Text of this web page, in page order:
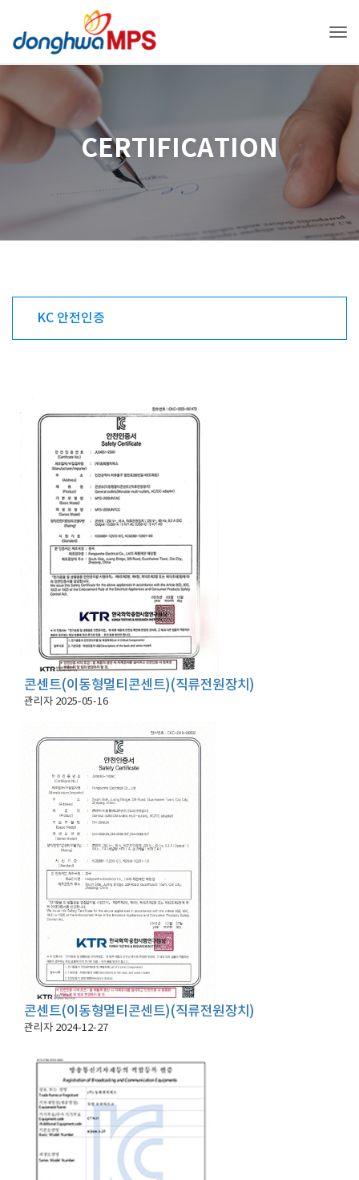
CERTIFICATION
KC 안전인증
콘센트(이동형멀티콘센트)(직류전원장치)
관리자 2025-05-16
콘센트(이동형멀티콘센트)(직류전원장치)
관리자 2024-12-27